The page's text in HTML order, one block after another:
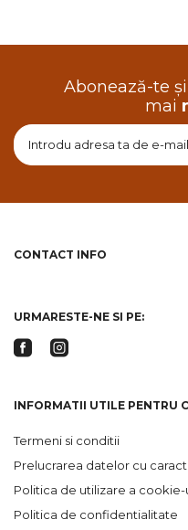
Abonează-te
mai
sa
CONTACT INFO
URMARESTE-NE SI PE:
INFORMATII UTILE PENTRU
Termeni si conditii
Prelucrarea datelor cu
Politica de utilizare a
Politica de confidentialitate